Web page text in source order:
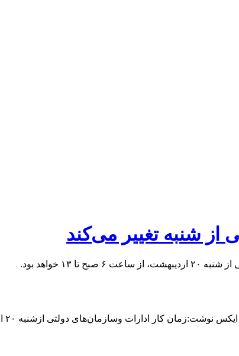
از شنبه تغییر می‌کند
خواهد بود.
دولتی ازشنبه ۲۰ اردیبهشت از ساعت ۶ صبح الی ۱۳ خواهد بود.